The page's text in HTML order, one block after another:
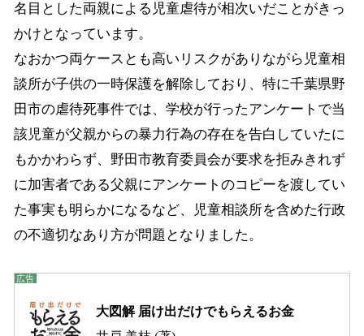
名目とした両親による児童虐待が相次いだことがきっ
かけとなっています。
なおかつ両ケースとも高いリスクがありながら児童相
談所が子供の一時保護を解除しており、特に千葉県野
田市の虐待死事件では、学校が行ったアンケートで当
該児童が父親からの暴力行為の存在を告白していたに
もかかわらず、野田市教育委員会が要求を拒みきれず
に加害者である父親にアンケートのコピーを渡してい
た事実も明らかになるなど、児童相談所を含めた行政
の不適切なあり方が問題となりました。
大図解 届け出だけでもらえるお金